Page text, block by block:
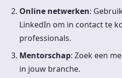
Online netwerken:
LinkedIn om in contact te
professionals.
Mentorschap: Zoek een
in jouw branche.